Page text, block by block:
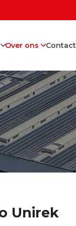
Over ons Contact
Unirek